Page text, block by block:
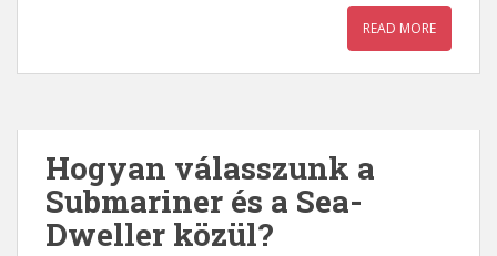
READ MORE
Hogyan válasszunk a
Submariner és a Sea-
Dweller közül?